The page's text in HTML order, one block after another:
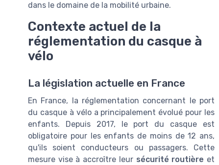
dans le domaine de la mobilité urbaine.
Contexte actuel de la
réglementation du casque à
vélo
La législation actuelle en France
En France, la réglementation concernant le port
du casque à vélo a principalement évolué pour les
enfants. Depuis 2017, le port du casque est
obligatoire pour les enfants de moins de 12 ans,
qu'ils soient conducteurs ou passagers. Cette
mesure vise à accroître leur sécurité routière et